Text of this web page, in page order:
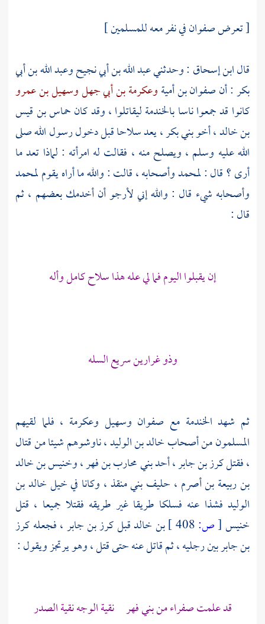
[ تعرضصفوانفي نفر معه للمسلمين ]
قالابن إسحاق : وحدثنيعبد الله بن أبي نجيحوعبد الله بن أبي
بكر: أنصفوان بن أميةوعكرمة بن أبي جهلوسهيل بن عمرو
كانوا قد جمعوا ناسابالخندمةليقاتلوا ، وقد كانحماس بن قيس
بن خالد، أخوبني بكر، يعد سلاحا قبل دخول رسول الله صلى
الله عليه وسلم ، ويصلح منه ، فقالت له امرأته : لماذا تعد ما
أرى ؟ قال :لمحمدوأصحابه ، قالت : والله ما أراه يقوملمحمد
وأصحابه شيء قال : والله إني لأرجو أن أخدمك بعضهم ، ثم
قال :
إن يقبلوا اليوم فما لي عله هذا سلاح كامل وأله
وذو غرارين سريع السله
ثم شهد الخندمةمع صفوان وسهيل وعكرمة ، فلما لقيهم
المسلمون من أصحابخالد بن الوليد، ناوشوهم شيئا من قتال
، فقتلكرز بن جابر، أحدبني محارب بن فهر،وخنيس بن خالد
بن ربيعة بن أصرم ، حليفبني منقذ، وكانا في خيلخالد بن
الوليد فشذا عنه فسلكا طريقا غير طريقه فقتلا جميعا ، قتل
خنيس[ص: بن خالدقبلكرز بن جابر، فجعلهكرز
بن جابربين رجليه ، ثم قاتل عنه حتى قتل ، وهو يرتجز ويقول :
قد علمت صفراء منبني فهر نقية الوجه نقية الصدر